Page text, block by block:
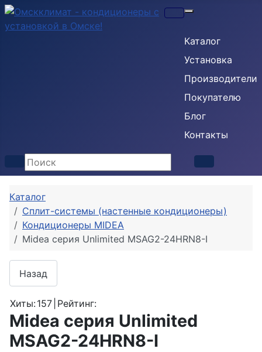
Каталог
Установка
Производители
Покупателю
Блог
Контакты
Каталог
Сплит-системы (настенные кондиционеры)
Кондиционеры MIDEA
Midea серия Unlimited MSAG2-24HRN8-I
Хиты:157 Рейтинг:
Midea серия Unlimited
MSAG2-24HRN8-I